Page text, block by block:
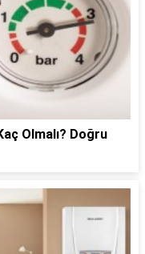
Olmalı? Doğru